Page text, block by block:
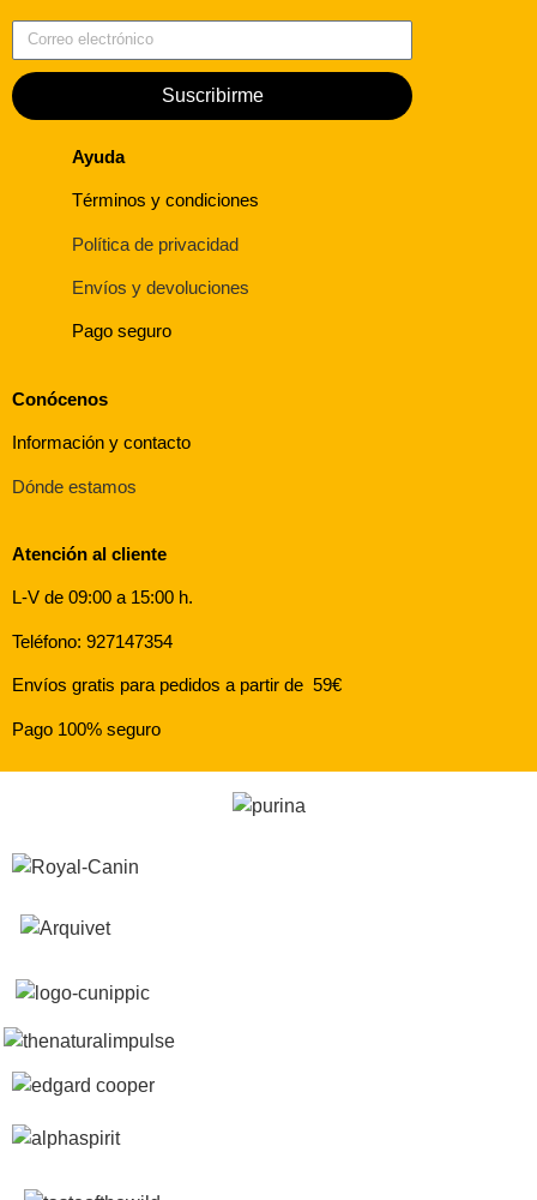
Suscribirme
Ayuda
Términos y condiciones
Política de privacidad
Envíos y devoluciones
Pago seguro
Conócenos
Información y contacto
Dónde estamos
Atención al cliente
L-V de 09:00 a 15:00 h.
Teléfono: 927147354
Envíos gratis para pedidos a partir de 59€
Pago 100% seguro